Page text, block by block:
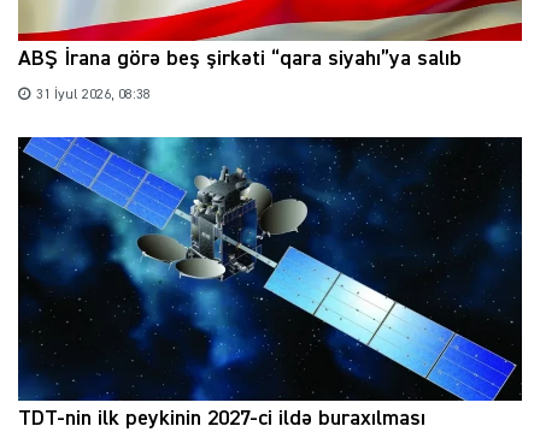
ABŞ İrana görə beş şirkəti “qara siyahı”ya salıb
31 İyul 2026, 08:38
TDT-nin ilk peykinin 2027-ci ildə buraxılması